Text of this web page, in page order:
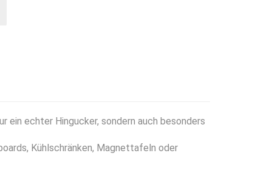
echter Hingucker, sondern auch besonders
Kühlschränken, Magnettafeln oder